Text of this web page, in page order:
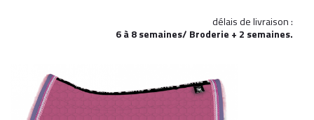
délais de livraison :
6 à 8 semaines/ Broderie + 2 semaines.